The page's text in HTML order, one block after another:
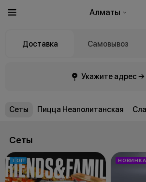
Алматы
Доставка Самовывоз
Укажите адрес →
Сеты Пицца Неаполитанская
Сеты
ТОП НОВИНКА